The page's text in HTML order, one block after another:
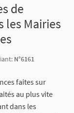
de
les Mairies
N°6161
faites sur
au plus vite
dans les